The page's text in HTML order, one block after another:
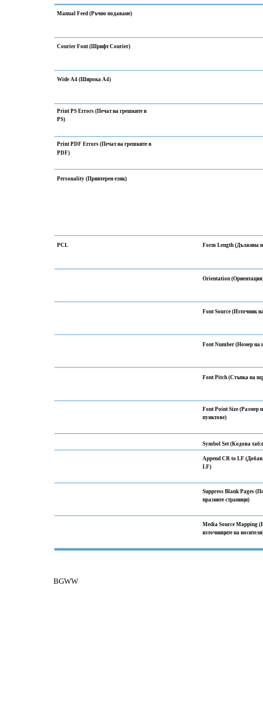
Manual Feed (Ръчно подаване)
Courier Font (Шрифт Courier)
Wide A4 (Широка A4)
Print PS Errors (Печат на грешките в
PS)
Print PDF Errors (Печат на грешките в
PDF)
Personality (Принтерен език)
PCL Form Length (Дължина
Orientation
Font Source (Източник
Font Number (Номер на
Font Pitch (Стъпка на
Font Point Size (Размер
пунктове)
Symbol Set (Кодова
Append CR to LF
LF)
Suppress Blank Pages
празните страници)
Media Source Mapping
източниците на
BGWW